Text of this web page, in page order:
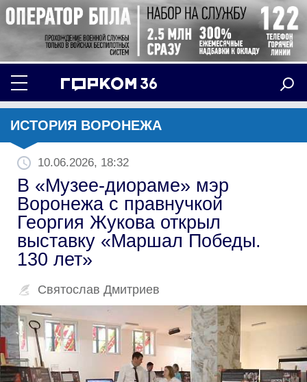
ИСТОРИЯ ВОРОНЕЖА
10.06.2026, 18:32
В «Музее-диораме» мэр
Воронежа с правнучкой
Георгия Жукова открыл
выставку «Маршал Победы.
130 лет»
Святослав Дмитриев